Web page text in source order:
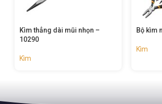
Bộ kìm mini 3 chiếc – 10038